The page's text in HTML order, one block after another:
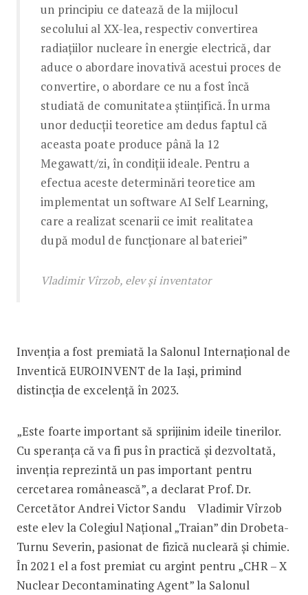
un principiu ce datează de la mijlocul
secolului al XX-lea, respectiv convertirea
radiațiilor nucleare în energie electrică, dar
aduce o abordare inovativă acestui proces de
convertire, o abordare ce nu a fost încă
studiată de comunitatea științifică. În urma
unor deducții teoretice am dedus faptul că
aceasta poate produce până la 12
Megawatt/zi, în condiții ideale. Pentru a
efectua aceste determinări teoretice am
implementat un software AI Self Learning,
care a realizat scenarii ce imit realitatea
după modul de funcționare al bateriei”
Vladimir Vîrzob, elev și inventator
​​Invenția a fost premiată la Salonul Internațional de
Inventică EUROINVENT de la Iași, primind
distincția de excelență în 2023.
„Este foarte important să sprijinim ideile tinerilor.
Cu speranța că va fi pus în practică și dezvoltată,
invenția reprezintă un pas important pentru
cercetarea românească”, a declarat Prof. Dr.
Cercetător Andrei Victor Sandu Vladimir Vîrzob
este elev la Colegiul Național „Traian” din Drobeta-
Turnu Severin, pasionat de fizică nucleară și chimie.
În 2021 el a fost premiat cu argint pentru „CHR – X
Nuclear Decontaminating Agent” la Salonul